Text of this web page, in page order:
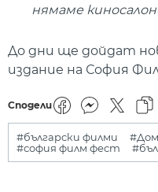
нямаме
До дни ще дойдат
издание на София
Сподели
#български филми
#софия филм фест